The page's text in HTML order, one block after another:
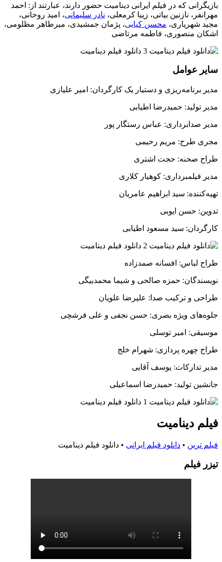
بازیگرانی که در فیلم ایرانی دینامیت حضور دارند، عبارتند از: احمد
مهرانفر، نازنین بیاتی، زیبا کرمعلی، نادر سلیمانی، امید روحانی،
مجید شهریاری، محسن کیایی، پژمان جمشیدی، میرطاهر مظلومی،
اشکان منصوری، فاطمه مرتاضی
سایر عوامل
مدیر برنامه‌ریزی و دستیار یک کارگردان: امیر علیازی
مدیر تولید: حمیدرضا اطیابی
مدیر صدابرداری: عباس رستگار پور
مجری طرح: مریم رحیمی
طراح صحنه: حجت اشتری
مدیر فیلمبرداری: کوهیار کلاری
تهیه‌کننده: سید ابراهیم عامریان
تدوین: حسن ایوبی
کارگردان: سید مسعود اطیابی
طراح لباس: افسانه صمدزاده
نویسندگان: حمزه صالحی و شیما محمدبیگی
طراحی و ترکیب صدا: علیرضا علویان
جلوه‌های ویژه بصری: حسن نجفی و علی فرشچی
موسیقی: امیر توسلی
طراح چهره پردازی: شهرام خلج
مدیر تدارکات: یوسف آقایی
جانشین تولید: حمیدرضا اسماعیلی
فیلم دینامیت
فیلم ترین • دانلود فیلم ایرانی • دانلود فیلم دینامیت
تيزر فيلم